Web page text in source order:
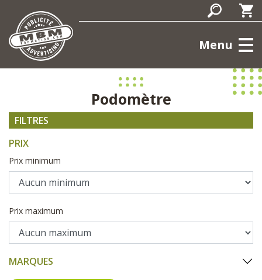
Menu
Podomètre
FILTRES
PRIX
Prix minimum
Prix maximum
MARQUES